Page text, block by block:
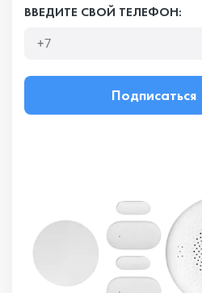
ВВЕДИТЕ СВОЙ ТЕЛЕФОН:
Подписаться